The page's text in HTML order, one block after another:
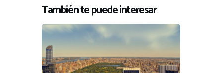
También te puede interesar